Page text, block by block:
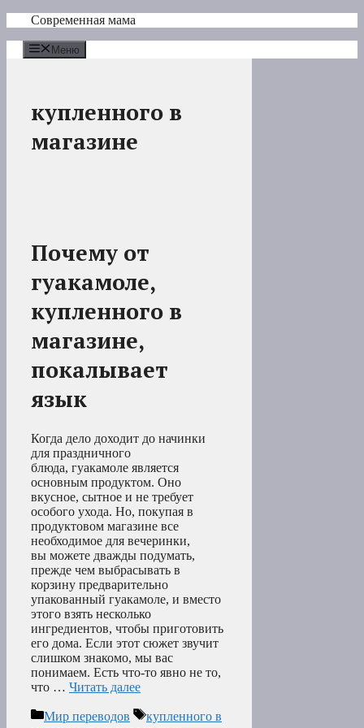
Перейти
содержимому
Современная мама
Меню
купленного в
магазине
Почему от
гуакамоле,
купленного в
магазине,
покалывает
язык
Когда дело доходит до начинки
для праздничного
блюда, гуакамоле является
основным продуктом. Оно
вкусное, сытное и не требует
особого ухода. Но, покупая в
продуктовом магазине все
необходимое для вечеринки,
вы можете дважды подумать,
прежде чем выбрасывать в
корзину предварительно
упакованный гуакамоле, и вместо
этого взять несколько
ингредиентов, чтобы приготовить
его дома. Если этот сюжет звучит
слишком знакомо, мы вас
понимаем. Есть что-то явно не то,
что … Читать далее
Рубрики
Мир переводов Метки
купленного в